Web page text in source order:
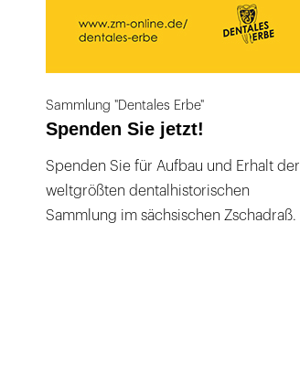
Sammlung "Dentales Erbe"
Spenden Sie jetzt!
Spenden Sie für Aufbau und Erhalt der
weltgrößten dentalhistorischen
Sammlung im sächsischen Zschadraß.